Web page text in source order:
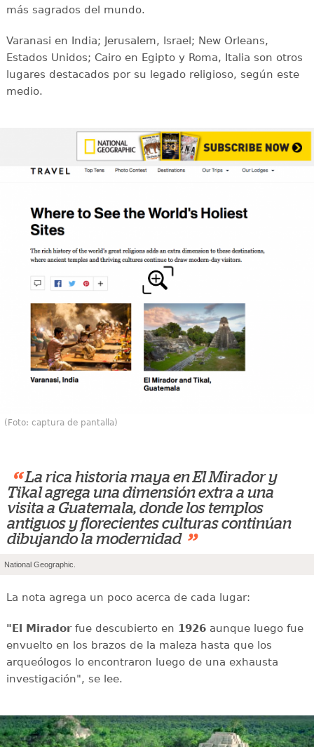
más sagrados del mundo.
Varanasi en India; Jerusalem, Israel; New Orleans,
Estados Unidos; Cairo en Egipto y Roma, Italia son otros
lugares destacados por su legado religioso, según este
medio.
(Foto: captura de pantalla)
“ La rica historia maya en El Mirador y
Tikal agrega una dimensión extra a una
visita a Guatemala, donde los templos
antiguos y florecientes culturas continúan
dibujando la modernidad ”
National Geographic.
La nota agrega un poco acerca de cada lugar:
"El Miradorfue descubierto en 1926aunque luego fue
envuelto en los brazos de la maleza hasta que los
arqueólogos lo encontraron luego de una exhausta
investigación", se lee.